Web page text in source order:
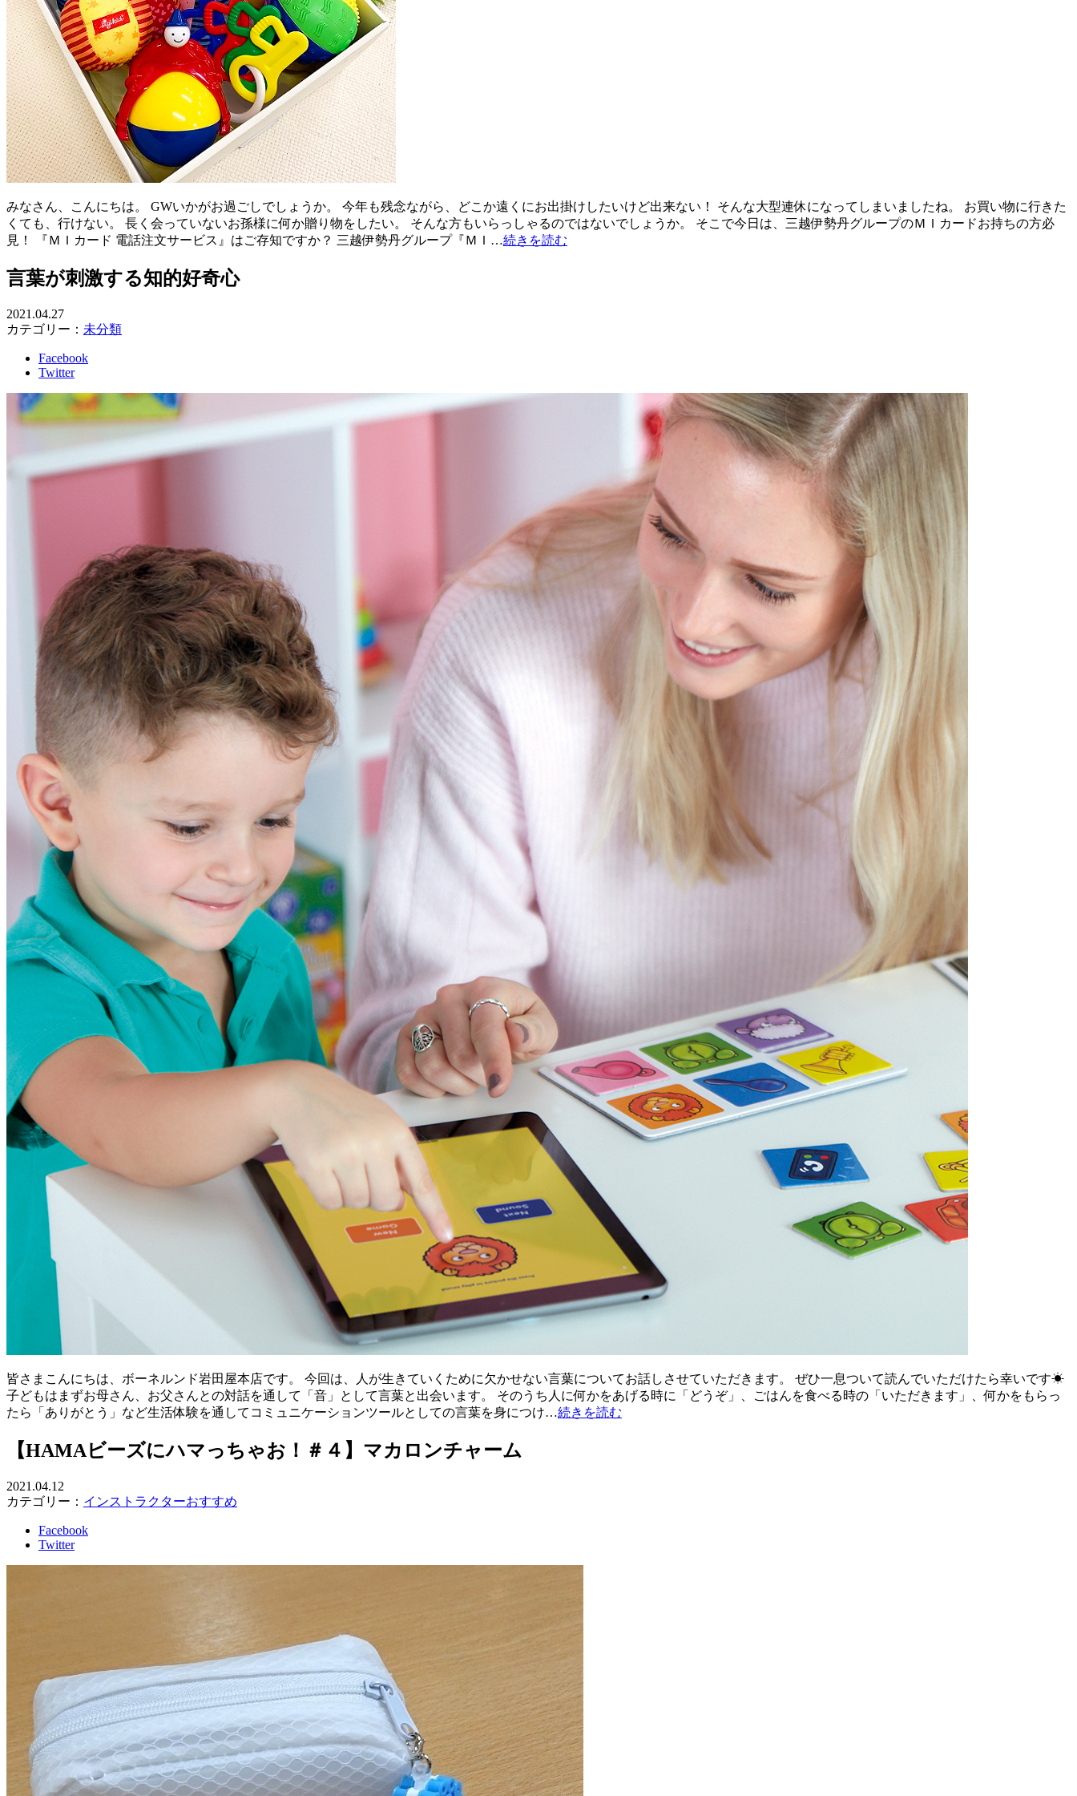
みなさん、こんにちは。 GWいかがお過ごしでしょうか。 今年も残念ながら、どこか遠くにお出掛けしたいけど出来ない！ そんな大型連休になってしまいましたね。 お買い物に行きた
くても、行けない。 長く会っていないお孫様に何か贈り物をしたい。 そんな方もいらっしゃるのではないでしょうか。 そこで今日は、三越伊勢丹グループのＭＩカードお持ちの方必
見！ 『ＭＩカード 電話注文サービス』はご存知ですか？ 三越伊勢丹グループ『ＭＩ…続きを読む
言葉が刺激する知的好奇心
2021.04.27
カテゴリー： 未分類
Facebook
Twitter
皆さまこんにちは、ボーネルンド岩田屋本店です。 今回は、人が生きていくために欠かせない言葉についてお話しさせていただきます。 ぜひ一息ついて読んでいただけたら幸いです☀
子どもはまずお母さん、お父さんとの対話を通して「音」として言葉と出会います。 そのうち人に何かをあげる時に「どうぞ」、ごはんを食べる時の「いただきます」、何かをもらっ
たら「ありがとう」など生活体験を通してコミュニケーションツールとしての言葉を身につけ…続きを読む
【HAMAビーズにハマっちゃお！＃４】マカロンチャーム
2021.04.12
カテゴリー： インストラクターおすすめ
Facebook
Twitter